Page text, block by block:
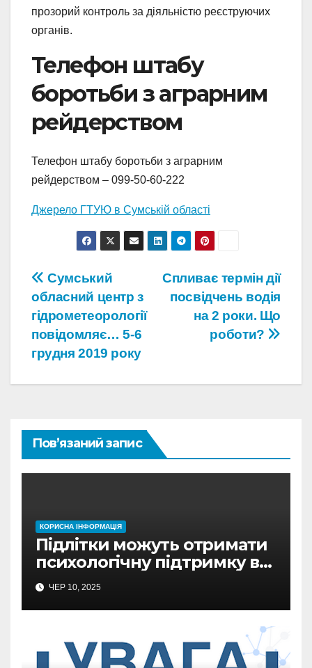
прозорий контроль за діяльністю реєструючих
органів.
Телефон штабу
боротьби з аграрним
рейдерством
Телефон штабу боротьби з аграрним
рейдерством – 099-50-60-222
Джерело ГТУЮ в Сумській області
Навігація
записів
Спливає термін дії
посвідчень водія
на 2 роки. Що
роботи?
Сумський
обласний центр з
гідрометеорології
повідомляє… 5-6
грудня 2019 року
Пов’язаний запис
КОРИСНА ІНФОРМАЦІЯ
Підлітки можуть отримати
психологічну підтримку в
Сумах
ЧЕР 10, 2025